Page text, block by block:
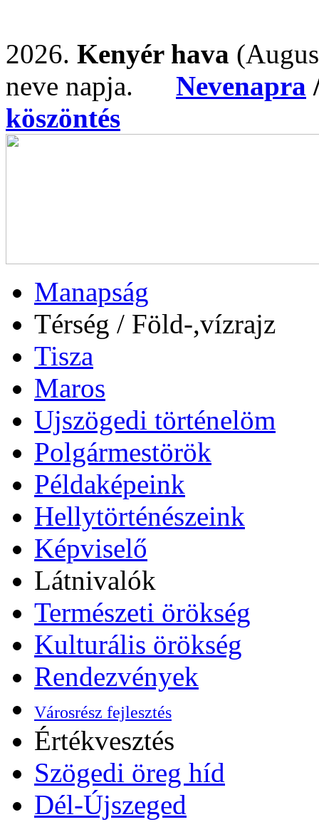
2026. Kenyér hava
neve napja. Nevenapra
köszöntés
Manapság
Térség / Föld-,vízrajz
Tisza
Maros
Ujszögedi történelöm
Polgármestörök
Példaképeink
Hellytörténészeink
Képviselő
Látnivalók
Természeti örökség
Kulturális örökség
Rendezvények
Városrész fejlesztés
Értékvesztés
Szögedi öreg híd
Dél-Újszeged